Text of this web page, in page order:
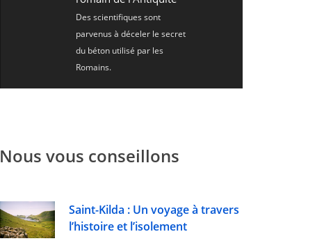
Des scientifiques sont
parvenus à déceler le secret
du béton utilisé par les
Romains.
Nous vous conseillons
Saint-Kilda : Un voyage à travers
l’histoire et l’isolement